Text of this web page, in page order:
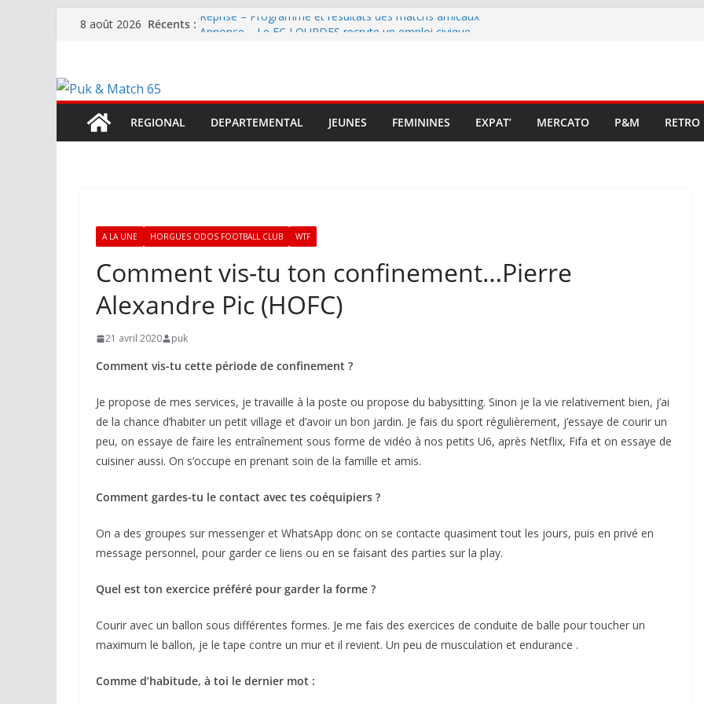
Passer8 août 2026 Récents : Reprise – Programme et résultats des matchs amicaux
terrain d’expression au HOFC
REGIONAL
DEPARTEMENTAL JEUNES FEMININES EXPAT’ MERCATO P&M RETRO
A LA UNE HORGUES ODOS FOOTBALL CLUB WTF
Comment vis-tu ton confinement…Pierre
Alexandre Pic (HOFC)
21 avril 2020 puk
Comment vis-tu cette période de confinement ?
Je propose de mes services, je travaille à la poste ou propose du babysitting. Sinon je la vie relativement bien, j’ai
de la chance d’habiter un petit village et d’avoir un bon jardin. Je fais du sport régulièrement, j’essaye de courir un
peu, on essaye de faire les entraînement sous forme de vidéo à nos petits U6, après Netflix, Fifa et on essaye de
cuisiner aussi. On s’occupe en prenant soin de la famille et amis.
Comment gardes-tu le contact avec tes coéquipiers ?
On a des groupes sur messenger et WhatsApp donc on se contacte quasiment tout les jours, puis en privé en
message personnel, pour garder ce liens ou en se faisant des parties sur la play.
Quel est ton exercice préféré pour garder la forme ?
Courir avec un ballon sous différentes formes. Je me fais des exercices de conduite de balle pour toucher un
maximum le ballon, je le tape contre un mur et il revient. Un peu de musculation et endurance .
Comme d’habitude, à toi le dernier mot :